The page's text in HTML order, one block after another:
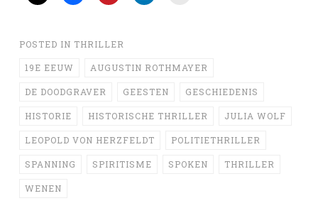
POSTED IN THRILLER
19E EEUW AUGUSTIN ROTHMAYER
DE DOODGRAVER GEESTEN GESCHIEDENIS
HISTORIE HISTORISCHE THRILLER JULIA WOLF
LEOPOLD VON HERZFELDT POLITIETHRILLER
SPANNING SPIRITISME SPOKEN THRILLER
WENEN